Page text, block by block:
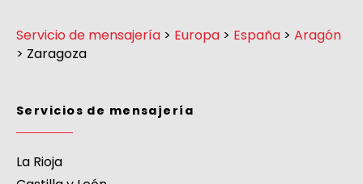
Servicio de mensajería > Europa > España > Aragón
> Zaragoza
Servicios de mensajería
La Rioja